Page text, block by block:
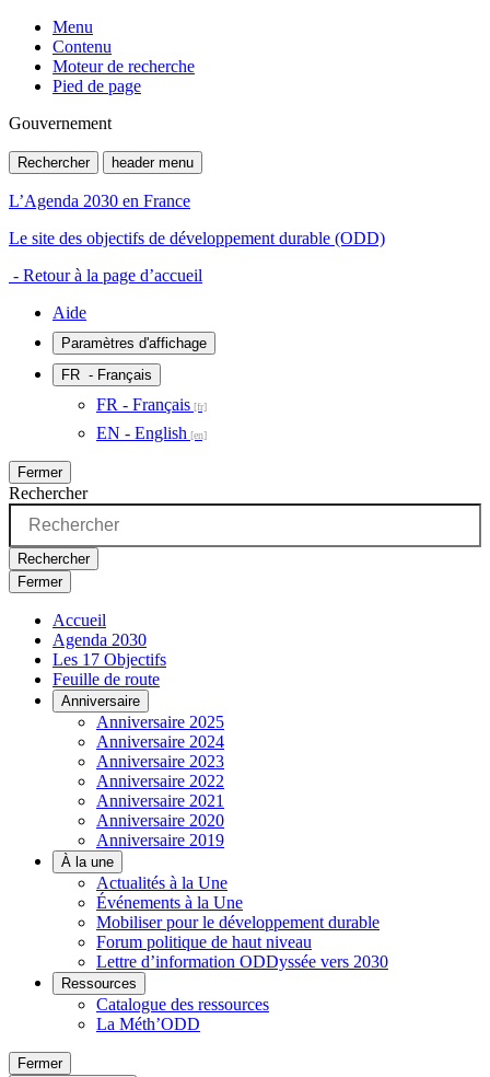
Menu
Contenu
Moteur de recherche
Pied de page
Gouvernement
Rechercher header menu
L’Agenda 2030 en France
Le site des objectifs de développement durable (ODD)
- Retour à la page d’accueil
Aide
Paramètres d'affichage
FR - Français
FR - Français
EN - English
Fermer
Rechercher
Rechercher
Fermer
Accueil
Agenda 2030
Les 17 Objectifs
Feuille de route
Anniversaire
Anniversaire 2025
Anniversaire 2024
Anniversaire 2023
Anniversaire 2022
Anniversaire 2021
Anniversaire 2020
Anniversaire 2019
À la une
Actualités à la Une
Événements à la Une
Mobiliser pour le développement durable
Forum politique de haut niveau
Lettre d’information ODDyssée vers 2030
Ressources
Catalogue des ressources
La Méth’ODD
Fermer